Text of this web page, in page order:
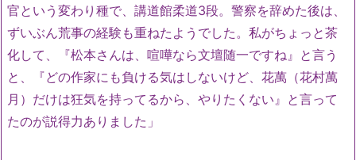
官という変わり種で、講道館柔道3段。警察を辞めた後は、
ずいぶん荒事の経験も重ねたようでした。私がちょっと茶
化して、『松本さんは、喧嘩なら文壇随一ですね』と言う
と、『どの作家にも負ける気はしないけど、花萬（花村萬
月）だけは狂気を持ってるから、やりたくない』と言って
たのが説得力ありました」